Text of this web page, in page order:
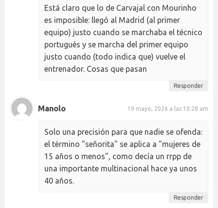
Está claro que lo de Carvajal con Mourinho
es imposible: llegó al Madrid (al primer
equipo) justo cuando se marchaba el técnico
portugués y se marcha del primer equipo
justo cuando (todo indica que) vuelve el
entrenador. Cosas que pasan
Responder
Manolo 19 mayo, 2026 a las 10:28 am
Solo una precisión para que nadie se ofenda:
el término "señorita" se aplica a "mujeres de
15 años o menos", como decía un rrpp de
una importante multinacional hace ya unos
40 años.
Responder